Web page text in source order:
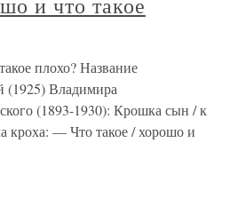
плохо? Название
(1925) Владимира
(1893-1930): Крошка сын / к
кроха: — Что такое / хорошо и